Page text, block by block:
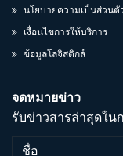
นโยบายความเป็นส่วนตั
เงื่อนไขการให้บริการ
ข้อมูลโลจิสติกส์
จดหมายข่าว
รับข่าวสารล่าสุดใ